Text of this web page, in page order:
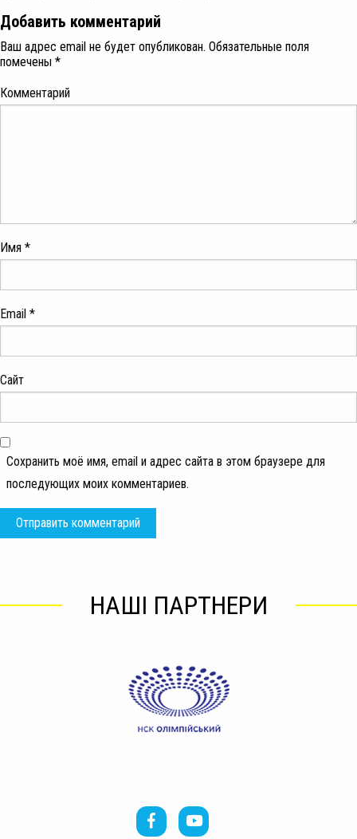
Добавить комментарий
Ваш адрес email не будет опубликован. Обязательные поля
помечены *
Комментарий
Имя *
Email *
Сайт
Сохранить моё имя, email и адрес сайта в этом браузере для
последующих моих комментариев.
НАШІ ПАРТНЕРИ